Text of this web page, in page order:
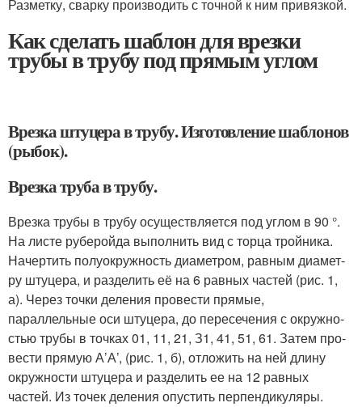
Разметку, сварку производить с точной к ним привязкой.
Как сделать шаблон для врезки
трубы в трубу под прямым углом
Врезка штуцера в трубу. Изготовление шаблонов
(рыбок).
Врезка труба в трубу.
Врезка трубы в трубу осуществляется под углом в 90 °.
На листе руберойда выполнить вид с торца тройника.
Начертить полуокружность диаметром, равным диамет­
ру штуцера, и разделить её на 6 равных частей (рис. 1,
а). Через точки деления провести прямые,
параллельные оси штуцера, до пересечения с окружно­
стью трубы в точках 01, 11, 21, З1, 41, 51, 61. Затем про­
вести прямую А’А’, (рис. 1, б), отложить на ней дли­ну
окружности штуцера и разделить ее на 12 равных
частей. Из точек деления опустить перпендикуляры.